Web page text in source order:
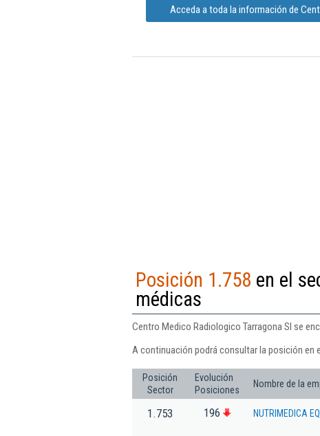
Acceda a toda la información de
Posición 1.758 en el
médicas
Centro Medico Radiologico Tarragona Sl se
A continuación podrá consultar la posición en
Posición
Sector
Evolución
Posiciones
Nombre de la
1.753 196 NUTRIMEDICA